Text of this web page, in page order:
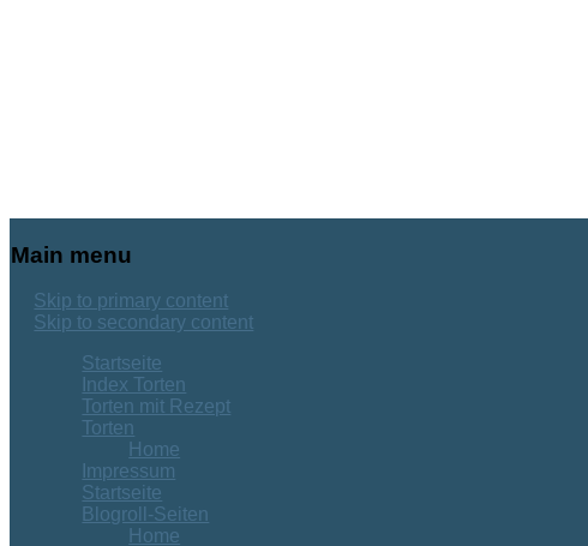
Main menu
Skip to primary content
Skip to secondary content
Startseite
Index Torten
Torten mit Rezept
Torten
Home
Impressum
Startseite
Blogroll-Seiten
Home